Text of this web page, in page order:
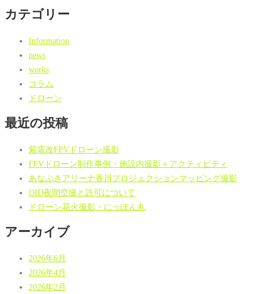
カテゴリー
Information
news
works
コラム
ドローン
最近の投稿
紫電改FPVドローン撮影
FPVドローン制作事例・施設内撮影＋アクティビティ
あなぶきアリーナ香川プロジェクションマッピング撮影
DID夜間空撮と許可について
ドローン花火撮影・にっぽん丸
アーカイブ
2026年6月
2026年4月
2026年2月